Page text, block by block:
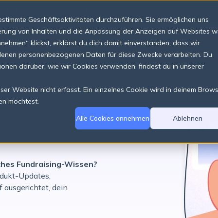
Geschäftsaktivitäten durchzuführen. Sie ermöglichen uns
von Inhalten und die Anpassung der Anzeigen auf Websites
klickst, erklärst du dich damit einverstanden, dass wir
personenbezogenen Daten für diese Zwecke verarbeiten. Du
darüber, wie wir Cookies verwenden, findest du in unserer
Website nicht erfasst. Ein einzelnes Cookie wird in deinem
möchtest.
Alle Cookies annehmen
Ablehnen
Produkte Preise Über uns Ressourcen
Fundraising-Wissen?
Updates,
ausgerichtet, dein